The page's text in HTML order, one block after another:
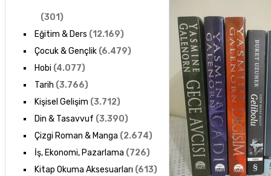
(301)
Eğitim & Ders (12.169)
Çocuk & Gençlik(6.479)
Hobi (4.077)
Tarih (3.766)
Kişisel Gelişim (3.712)
Din & Tasavvuf (3.390)
Çizgi Roman & Manga (2.674)
İş, Ekonomi, Pazarlama (726)
Kitap Okuma Aksesuarları (613)